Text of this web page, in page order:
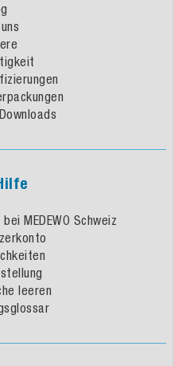
MEDEWO Schweiz
leeren